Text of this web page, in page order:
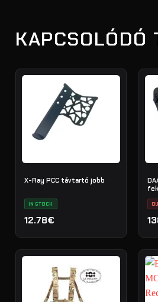
KAPCSOLÓDÓ
X-Ray PCC távtartó jobb
IN STOCK
12.78€